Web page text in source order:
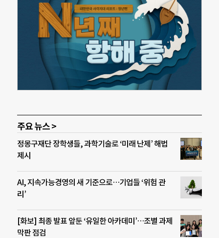
주요 뉴스 >
정몽구재단 장학생들, 과학기술로 ‘미래 난제’ 해법
제시
AI, 지속가능경영의 새 기준으로…기업들 ‘위험 관
리’
[화보] 최종 발표 앞둔 ‘유일한 아카데미’…조별 과제
막판 점검